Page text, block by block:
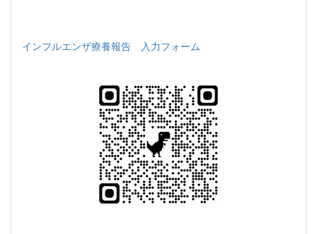
インフルエンザ療養報告 入力フォーム